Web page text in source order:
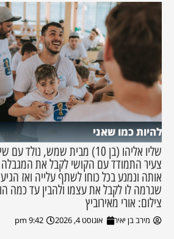
להיות כמו שאני
שליו אליהו (בן 10) מבית שמש,
צעיר התמודד עם הקושי לקבל את
אותה ונמנע בכל כוחו לשתף עלייה ואז
שגרמה לו לקבל את עצמו ולהבין עד כמה
צילום: אורי מאירוביץ
מירב בן יאיר אוגוסט 4, 2026 9:42 pm